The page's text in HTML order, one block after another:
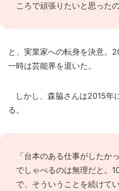
ころで頑張りたいと思ったの
と、実業家への転身を決意。
一時は芸能界を退いた。
しかし、森脇さんは2015年
る。
「台本のある仕事がしたか
でしゃべるのは無理だと。
で、そういうことを続けて